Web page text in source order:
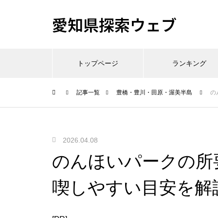
愛知県探索ウェブ
トップページ ランキング
記事一覧 豊橋・豊川・田原・渥美半島 の
2026.04.08
のんほいパークの
喫しやすい目安を解